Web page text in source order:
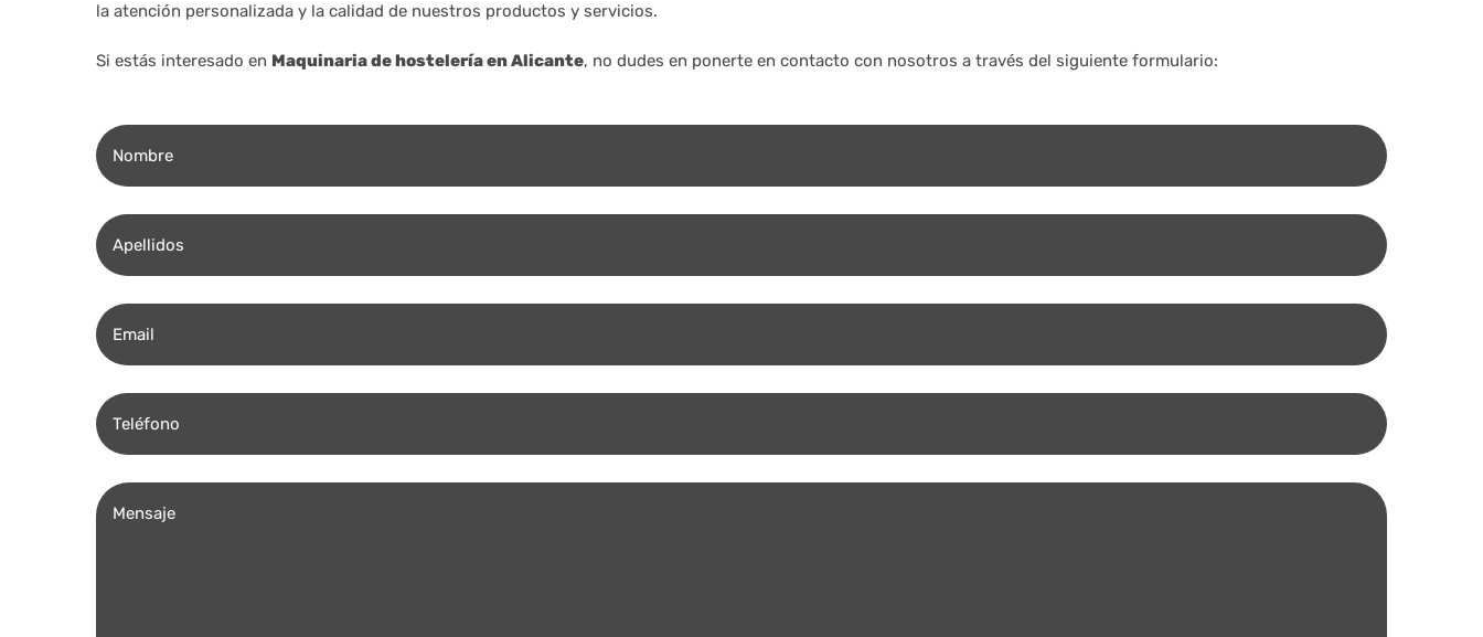
la atención personalizada y la calidad de nuestros productos y servicios.
Si estás interesado en Maquinaria de hostelería en Alicante, no dudes en ponerte en contacto con nosotros a través del siguiente formulario: